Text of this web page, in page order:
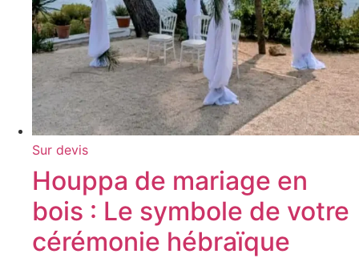
Sur devis
Houppa de mariage en
bois : Le symbole de votre
cérémonie hébraïque